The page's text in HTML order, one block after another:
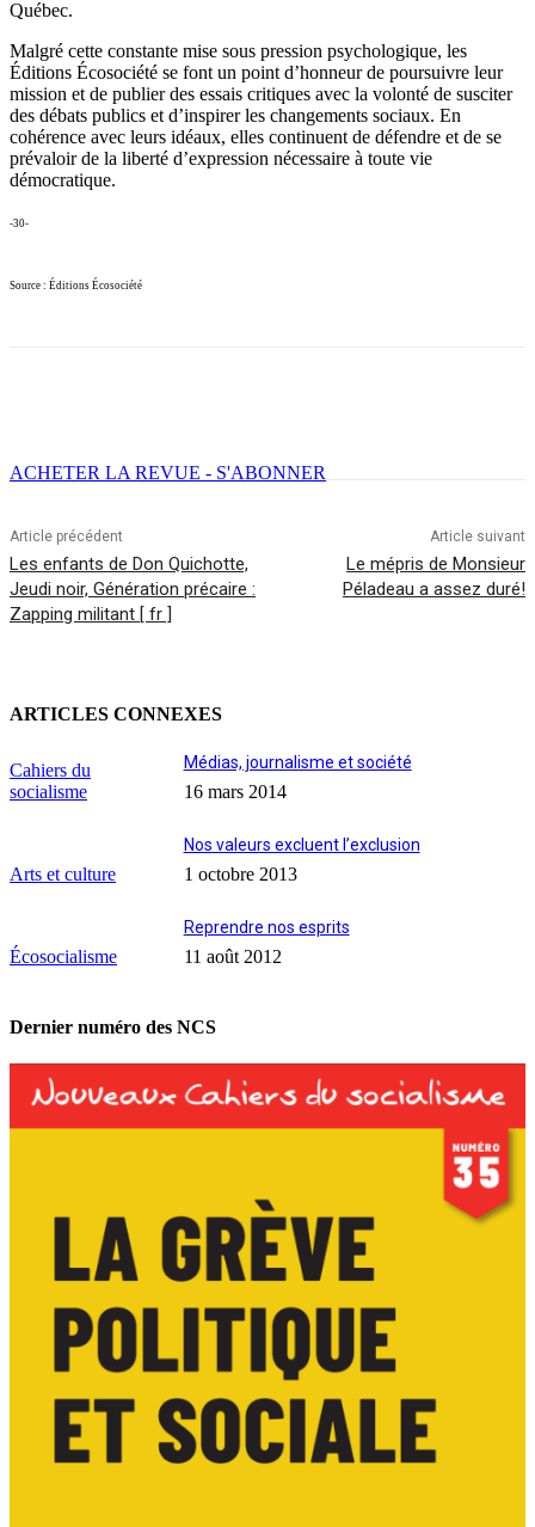
Québec.
Malgré cette constante mise sous pression psychologique, les
Éditions Écosociété se font un point d’honneur de poursuivre leur
mission et de publier des essais critiques avec la volonté de susciter
des débats publics et d’inspirer les changements sociaux. En
cohérence avec leurs idéaux, elles continuent de défendre et de se
prévaloir de la liberté d’expression nécessaire à toute vie
démocratique.
-30-
Source : Éditions Écosociété
ACHETER LA REVUE - S'ABONNER
Article précédent
Les enfants de Don Quichotte,
Jeudi noir, Génération précaire :
Zapping militant [ fr ]
Article suivant
Le mépris de Monsieur
Péladeau a assez duré!
ARTICLES CONNEXES
Cahiers du
socialisme
Médias, journalisme et société
16 mars 2014
Arts et culture
Nos valeurs excluent l’exclusion
1 octobre 2013
Écosocialisme
Reprendre nos esprits
11 août 2012
Dernier numéro des NCS